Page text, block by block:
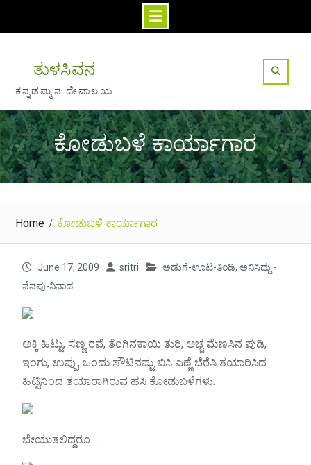
contentತುಳಸಿವನ
ಕನ್ನಡಮ್ಮನ ದೇವಾಲಯ
ಕೋಡುಬಳೆ ಕಾರ್ಯಾಗಾರ
Home ಕೋಡುಬಳೆ ಕಾರ್ಯಾಗಾರ
June 17, 2009 sritri ಅಡುಗೆ-ಊಟ-ತಿಂಡಿ, ಅನಿಸಿದ್ದು -
ನೆನಪು-ನಿನಾದ
ಅಕ್ಕಿ ಹಿಟ್ಟು, ಸಣ್ಣ ರವೆ, ತೆಂಗಿನಕಾಯಿ ತುರಿ, ಅಚ್ಚ ಮೆಣಸಿನ ಪುಡಿ,
ಇಂಗು, ಉಪ್ಪು, ಒಂದು ಸೌಟಿನಷ್ಟು ಬಿಸಿ ಎಣ್ಣೆ ಬೆರೆಸಿ ತಯಾರಿಸಿದ
ಹಿಟ್ಟಿನಿಂದ ತಯಾರಾಗಿರುವ ಹಸಿ ಕೋಡುಬಳೆಗಳು.
ಬೇಯುತಲಿದ್ದರೂ……